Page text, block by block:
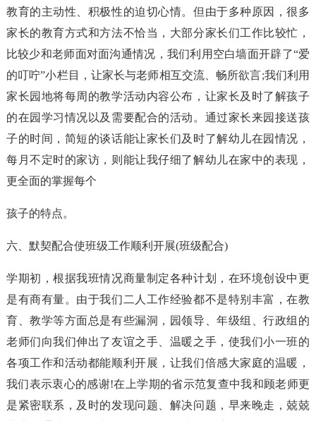
教育的主动性、积极性的迫切心情。但由于多种原因，很多
家长的教育方式和方法不恰当，大部分家长们工作比较忙，
比较少和老师面对面沟通情况，我们利用空白墙面开辟了“爱
的叮咛”小栏目，让家长与老师相互交流、畅所欲言;我们利用
家长园地将每周的教学活动内容公布，让家长及时了解孩子
的在园学习情况以及需要配合的活动。通过家长来园接送孩
子的时间，简短的谈话能让家长们及时了解幼儿在园情况，
每月不定时的家访，则能让我仔细了解幼儿在家中的表现，
更全面的掌握每个
孩子的特点。
六、默契配合使班级工作顺利开展(班级配合)
学期初，根据我班情况商量制定各种计划，在环境创设中更
是有商有量。由于我们二人工作经验都不是特别丰富，在教
育、教学等方面总是有些漏洞，园领导、年级组、行政组的
老师们向我们伸出了友谊之手、温暖之手，使我们小一班的
各项工作和活动都能顺利开展，让我们倍感大家庭的温暖，
我们表示衷心的感谢!在上学期的省示范复查中我和顾老师更
是紧密联系，及时的发现问题、解决问题，早来晚走，兢兢